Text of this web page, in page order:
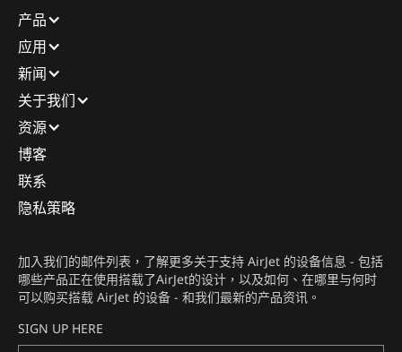
产品​
应用​
新闻​
关于我们​
资源
博客​
联系​
隐私策略​
加入我们的邮件列表，了解更多关于支持 AirJet 的设备信息 - 包括
哪些产品正在使用搭载了AirJet的设计，以及如何、在哪里与何时
可以购买搭载 AirJet 的设备 - 和我们最新的产品资讯。​
SIGN UP HERE